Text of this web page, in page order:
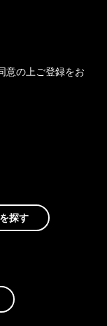
意の上ご登録をお
探す